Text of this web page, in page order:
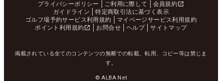
プライバシーポリシー
ご利用に際して
会員規約
ガイドライン
特定商取引法に基づく表示
ゴルフ場予約サービス利用規約
マイページサービス利用規約
ポイント利用規約
お問合せ ヘルプ サイトマップ
掲載されている全てのコンテンツの無断での転載、転用、コピー等は禁じま
す。
© ALBA Net